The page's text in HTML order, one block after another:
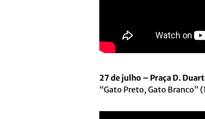
27 de julho – Praça D.
“Gato Preto, Gato Branco”